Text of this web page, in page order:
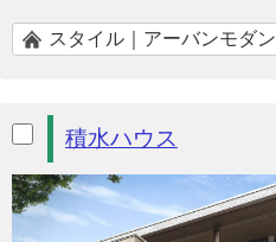
スタイル｜アーバンモダン
積水ハウス